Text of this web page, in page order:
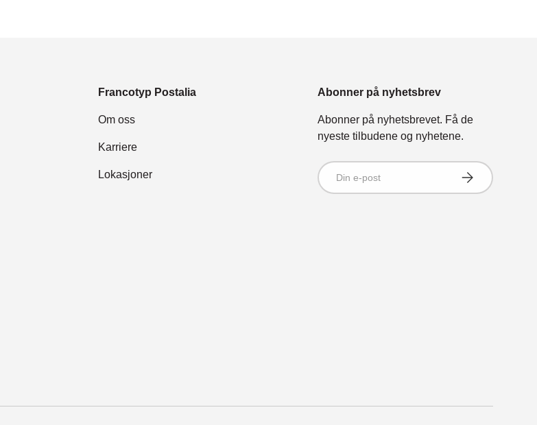
Francotyp Postalia
Om oss
Karriere
Lokasjoner
Abonner på nyhetsbrev
Abonner på nyhetsbrevet. Få de
nyeste tilbudene og nyhetene.
Din e-postadresse
Abonner